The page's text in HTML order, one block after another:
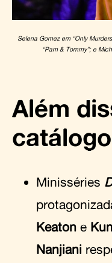
Selena Gomez em “Only
“Pam & Tommy”; e
Além
Minisséries
Keaton e
Nanjiani